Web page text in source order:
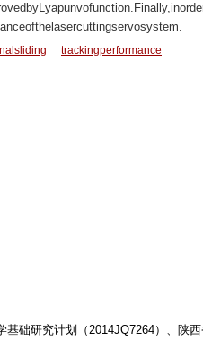
trackingperformance
础研究计划（2014JQ7264）、